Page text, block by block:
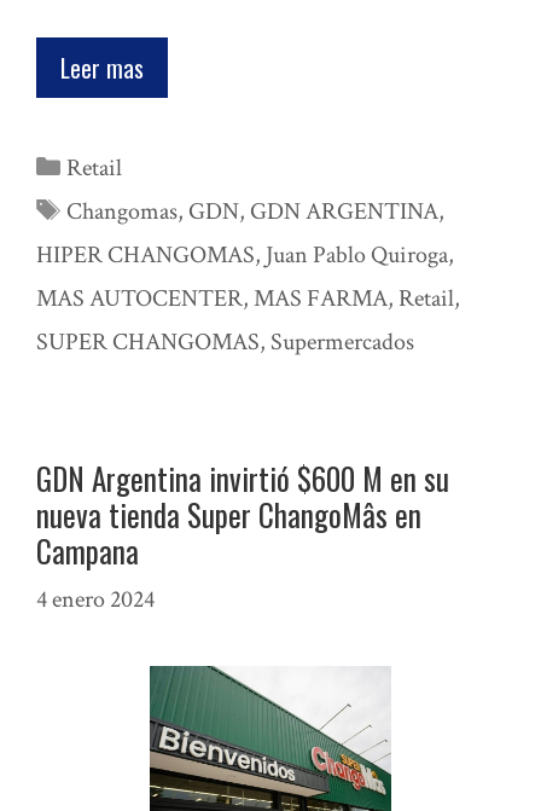
Leer mas
Categorías
Retail
Etiquetas
Changomas, GDN, GDN ARGENTINA,
HIPER CHANGOMAS, Juan Pablo Quiroga,
MAS AUTOCENTER,MAS FARMA, Retail,
SUPER CHANGOMAS, Supermercados
GDN Argentina invirtió $600 M en su
nueva tienda Super ChangoMâs en
Campana
4 enero 2024